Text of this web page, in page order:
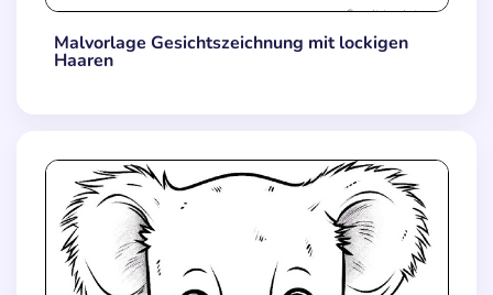
Malvorlage Gesichtszeichnung mit lockigen
Haaren